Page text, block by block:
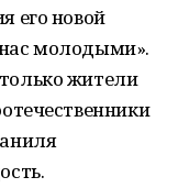
его новой
молодыми».
жители